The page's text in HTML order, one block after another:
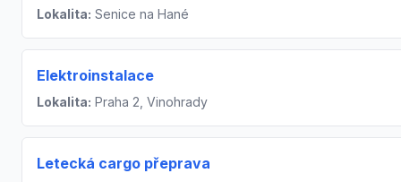
Lokalita: Senice na Hané
Elektroinstalace
Lokalita: Praha 2, Vinohrady
Letecká cargo přeprava